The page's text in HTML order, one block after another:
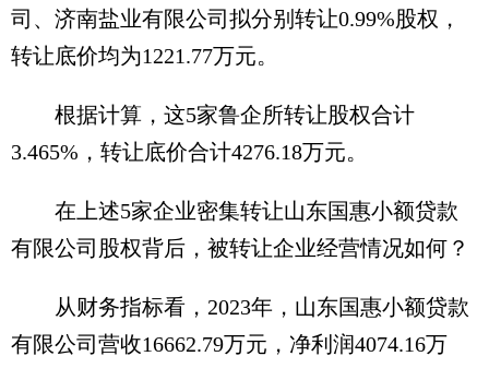
司、济南盐业有限公司拟分别转让0.99%股权，
转让底价均为1221.77万元。
根据计算，这5家鲁企所转让股权合计
3.465%，转让底价合计4276.18万元。
在上述5家企业密集转让山东国惠小额贷款
有限公司股权背后，被转让企业经营情况如何？
从财务指标看，2023年，山东国惠小额贷款
有限公司营收16662.79万元，净利润4074.16万